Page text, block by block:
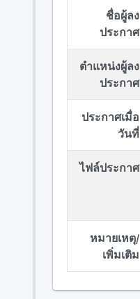
ชื่อผู้ลง
ประกาศ
ตำแหน่งผู้ลง
ประกาศ
ประกาศเมื่อ
วันที่
ไฟล์ประกาศ
หมายเหตุ/
เพิ่มเติม